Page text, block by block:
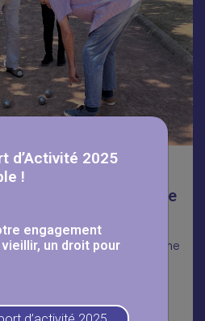
du bien à la résidence
Les Mysostis ont profité d’une
la suite
d’Activité 2025
!
engagement
un droit pour